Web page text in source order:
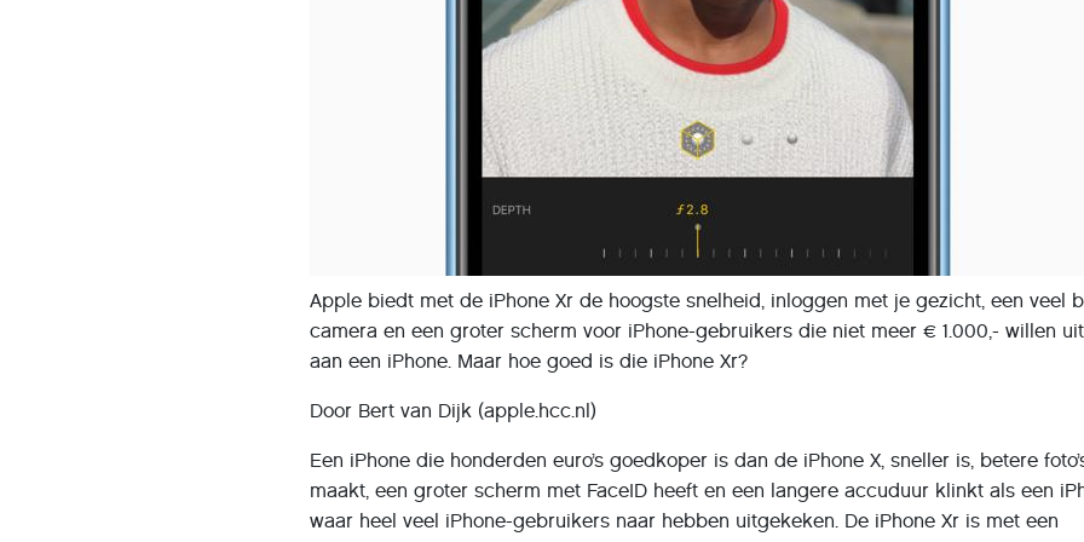
Apple biedt met de iPhone Xr de hoogste snelheid, inloggen met je gezicht, een veel
camera en een groter scherm voor iPhone-gebruikers die niet meer € 1.000,- willen
aan een iPhone. Maar hoe goed is die iPhone Xr?
Door Bert van Dijk (apple.hcc.nl)
Een iPhone die honderden euro’s goedkoper is dan de iPhone X, sneller is, betere
maakt, een groter scherm met FaceID heeft en een langere accuduur klinkt als een
waar heel veel iPhone-gebruikers naar hebben uitgekeken. De iPhone Xr is met een